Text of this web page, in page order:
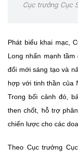
Cơ quan chủ quản:
Chịu trách nhiệm nội
Liên hệ
Địa chỉ: Ban Biên tập
Email:stc@mst.gov.vn
Cục trưởng Cục
Phát biểu khai mạc,
Long nhấn mạnh
đổi mới sáng tạo và
hợp với tinh thần của
Trong bối cảnh đó,
then chốt, hỗ trợ
chiến lược cho các
Theo Cục trưởng